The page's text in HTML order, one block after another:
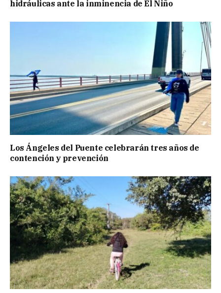
hidráulicas ante la inminencia de El Niño
Los Ángeles del Puente celebrarán tres años de
contención y prevención